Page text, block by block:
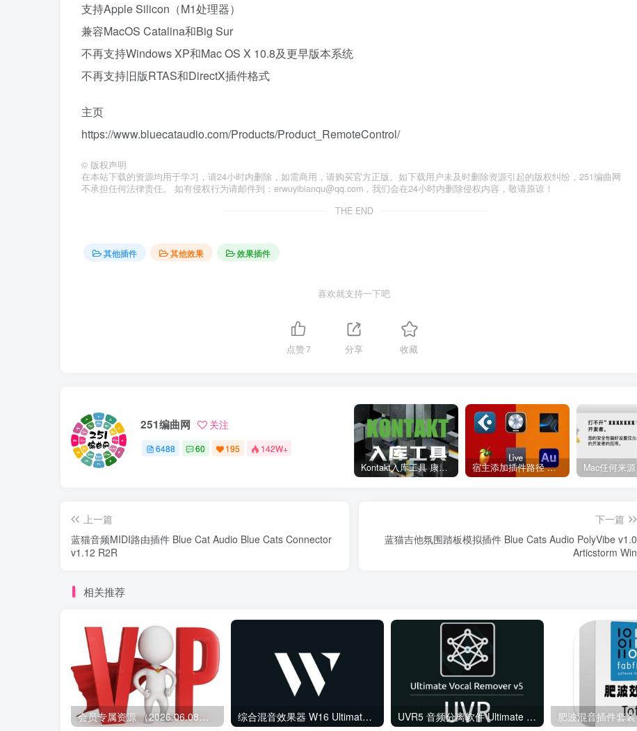
支持Apple Silicon（M1处理器）
兼容MacOS Catalina和Big Sur
不再支持Windows XP和Mac OS X 10.8及更早版本系统
不再支持旧版RTAS和DirectX插件格式
主页
https://www.bluecataudio.com/Products/Product_RemoteControl/
© 版权声明
在本站下载的资源均用于学习，请24小时内删除，如需商用，请购买官方正版。如下载用户未及时删除资源引起的版权纠纷，251编曲网
不承担任何法律责任。 如有侵权行为请邮件到：erwuyibianqu@qq.com，我们会在24小时内删除侵权内容，敬请原谅！
THE END
其他插件 其他效果 效果插件
喜欢就支持一下吧
点赞7 分享 收藏
251编曲网 关注
6488 60 195 142W+
Kontakt入库工具 康泰克入库教程 宿主添加插件路径 插件路径设置 VSTPlugins路径
上一篇
蓝猫音频MIDI路由插件 Blue Cat Audio Blue Cats Connector
v1.12 R2R
下一篇
蓝猫吉他氛围踏板模拟插件 Blue Cats Audio PolyVibe v1.0
Articstorm Win
相关推荐
会员专属资源 （2026.06.08更新） 综合混音效果器 W16 Ultimate v2026.02.14 VR UVR5 音频分离软件 Ultimate Vocal Remover v5.6.0